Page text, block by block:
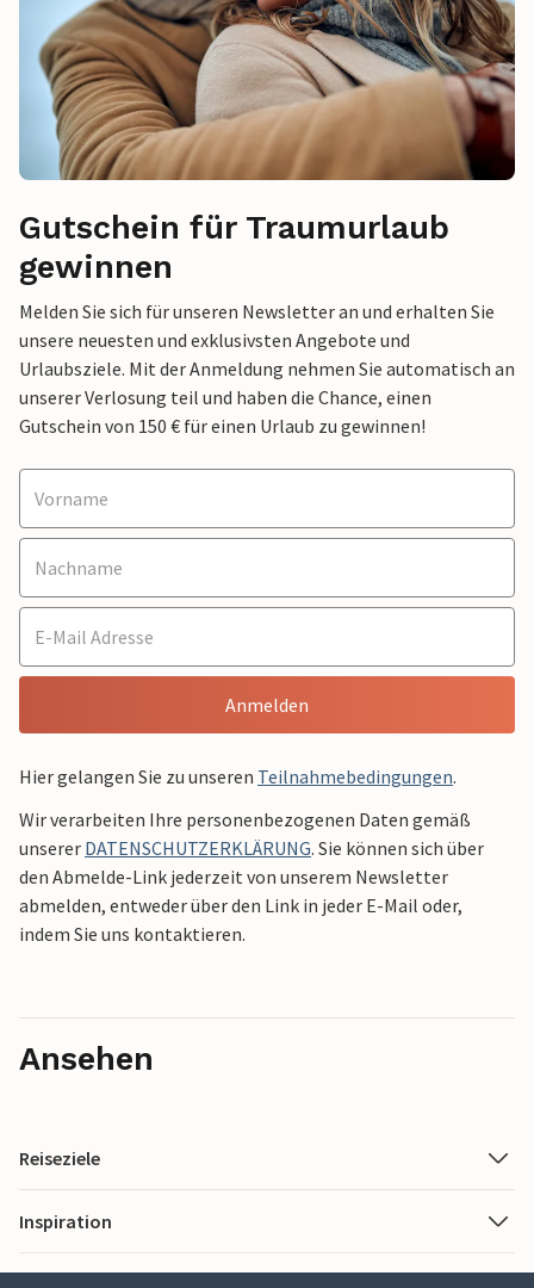
Gutschein für Traumurlaub
gewinnen
Melden Sie sich für unseren Newsletter an und erhalten Sie
unsere neuesten und exklusivsten Angebote und
Urlaubsziele. Mit der Anmeldung nehmen Sie automatisch an
unserer Verlosung teil und haben die Chance, einen
Gutschein von 150 € für einen Urlaub zu gewinnen!
Anmelden
Hier gelangen Sie zu unseren Teilnahmebedingungen.
Wir verarbeiten Ihre personenbezogenen Daten gemäß
unserer DATENSCHUTZERKLÄRUNG. Sie können sich über
den Abmelde-Link jederzeit von unserem Newsletter
abmelden, entweder über den Link in jeder E-Mail oder,
indem Sie uns kontaktieren.
Ansehen
Reiseziele
Inspiration